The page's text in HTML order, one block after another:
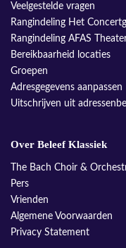
Veelgestelde vragen
Rangindeling Het
Rangindeling AFAS
Bereikbaarheid locaties
Groepen
Adresgegevens aanpassen
Uitschrijven uit
Over Beleef Klassiek
The Bach Choir &
Pers
Vrienden
Algemene Voorwaarden
Privacy Statement